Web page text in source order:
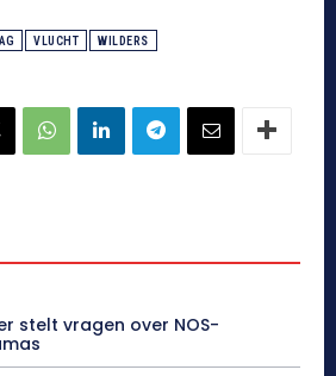
VLUCHT WILDERS
stelt vragen over NOS-